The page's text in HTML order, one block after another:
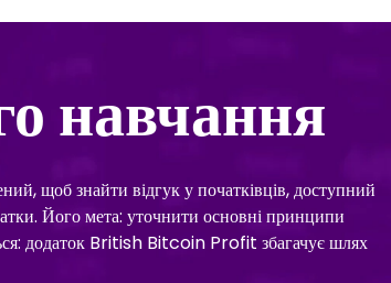
навчання
щоб знайти відгук у початківців, доступний
Його мета: уточнити основні принципи
додаток British Bitcoin Profit збагачує шлях